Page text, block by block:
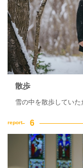
散歩
雪の中を散歩してい